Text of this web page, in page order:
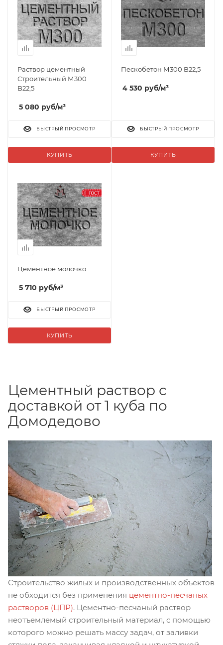
Раствор цементный
Строительный М300
B22,5
5 080 руб/м³
КУПИТЬ
БЫСТРЫЙ ПРОСМОТР
Пескобетон М300 B22,5
4 530 руб/м³
КУПИТЬ
БЫСТРЫЙ ПРОСМОТР
Цементное молочко
5 710 руб/м³
КУПИТЬ
БЫСТРЫЙ ПРОСМОТР
Цементный раствор с
доставкой от 1 куба по
Домодедово
Строительство жилых и производственных объектов
не обходится без применения цементно-песчаных
растворов (ЦПР). Цементно-песчаный раствор
неотъемлемый строительный материал, с помощью
которого можно решать массу задач, от заливки